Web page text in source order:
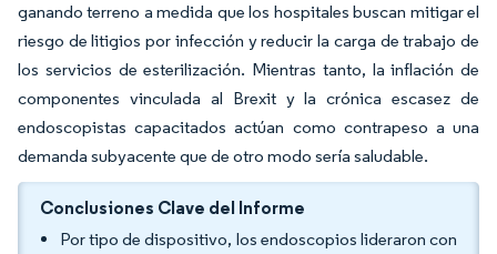
ganando terreno a medida que los hospitales buscan mitigar el
riesgo de litigios por infección y reducir la carga de trabajo de
los servicios de esterilización. Mientras tanto, la inflación de
componentes vinculada al Brexit y la crónica escasez de
endoscopistas capacitados actúan como contrapeso a una
demanda subyacente que de otro modo sería saludable.
Conclusiones Clave del Informe
Por tipo de dispositivo, los endoscopios lideraron con